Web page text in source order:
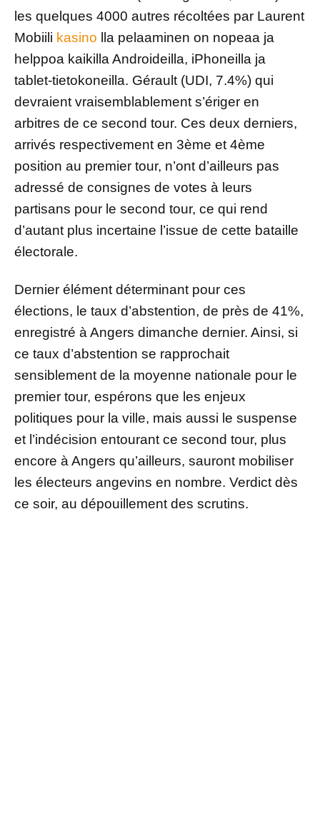
les quelques 4000 autres récoltées par Laurent
Mobiili kasino lla pelaaminen on nopeaa ja
helppoa kaikilla Androideilla, iPhoneilla ja
tablet-tietokoneilla. Gérault (UDI, 7.4%) qui
devraient vraisemblablement s’ériger en
arbitres de ce second tour. Ces deux derniers,
arrivés respectivement en 3ème et 4ème
position au premier tour, n’ont d’ailleurs pas
adressé de consignes de votes à leurs
partisans pour le second tour, ce qui rend
d’autant plus incertaine l’issue de cette bataille
électorale.
Dernier élément déterminant pour ces
élections, le taux d’abstention, de près de 41%,
enregistré à Angers dimanche dernier. Ainsi, si
ce taux d’abstention se rapprochait
sensiblement de la moyenne nationale pour le
premier tour, espérons que les enjeux
politiques pour la ville, mais aussi le suspense
et l’indécision entourant ce second tour, plus
encore à Angers qu’ailleurs, sauront mobiliser
les électeurs angevins en nombre. Verdict dès
ce soir, au dépouillement des scrutins.